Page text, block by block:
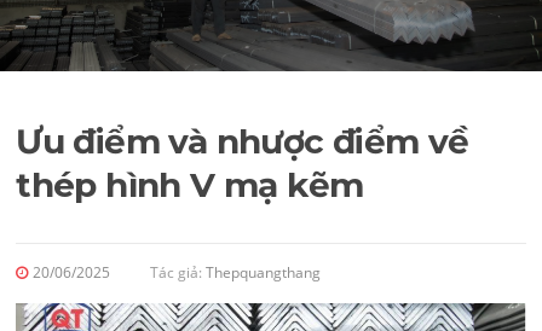
Ưu điểm và nhược điểm về
thép hình V mạ kẽm
20/06/2025 Tác giả:Thepquangthang